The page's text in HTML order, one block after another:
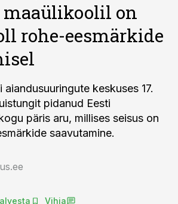
maaülikoolil on
rohe-eesmärkide
aiandusuuringute keskuses 17.
pidanud Eesti
päris aru, millises seisus on
saavutamine.
Vihja